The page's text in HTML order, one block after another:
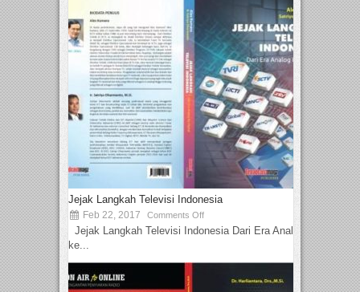
Jejak Langkah Televisi Indonesia
Feb 22, 2017 Comments Off
Jejak Langkah Televisi Indonesia Dari Era Analog
ke...